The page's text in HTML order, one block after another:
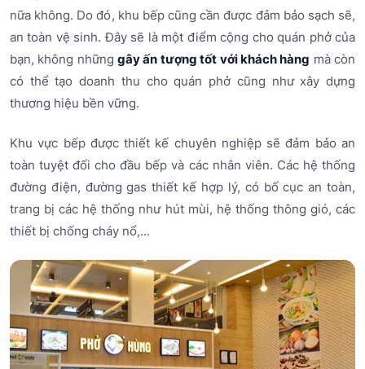
nữa không. Do đó, khu bếp cũng cần được đảm bảo sạch sẽ,
an toàn vệ sinh. Đây sẽ là một điểm cộng cho quán phở của
bạn, không nhữnggây ấn tượng tốt với khách hàng mà còn
có thể tạo doanh thu cho quán phở cũng như xây dựng
thương hiệu bền vững.
Khu vực bếp được thiết kế chuyên nghiệp sẽ đảm bảo an
toàn tuyệt đối cho đầu bếp và các nhân viên. Các hệ thống
đường điện, đường gas thiết kế hợp lý, có bố cục an toàn,
trang bị các hệ thống như hút mùi, hệ thống thông gió, các
thiết bị chống cháy nổ,...